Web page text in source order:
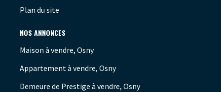
Plan du site
NOS ANNONCES
Maison à vendre, Osny
Appartement à vendre, Osny
Demeure de Prestige à vendre, Osny